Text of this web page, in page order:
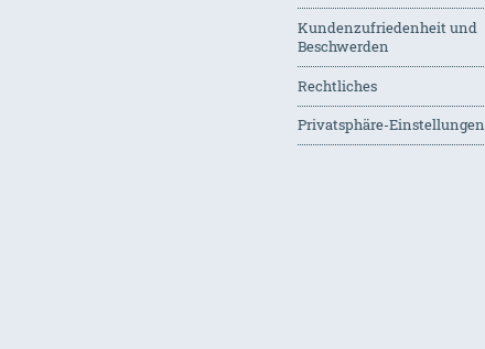
Kundenzufriedenheit und
Beschwerden
Rechtliches
Privatsphäre-Einstellungen